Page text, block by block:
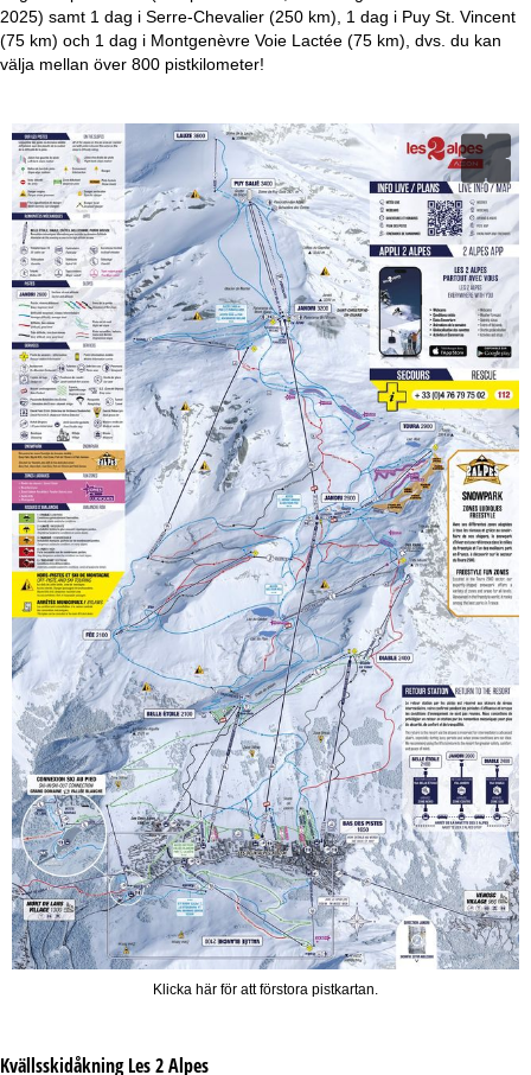
2025) samt 1 dag i Serre-Chevalier (250 km), 1 dag i Puy St. Vincent
(75 km) och 1 dag i Montgenèvre Voie Lactée (75 km), dvs. du kan
välja mellan över 800 pistkilometer!
Klicka här för att förstora pistkartan.
KvällsskidåkningLes 2 Alpes